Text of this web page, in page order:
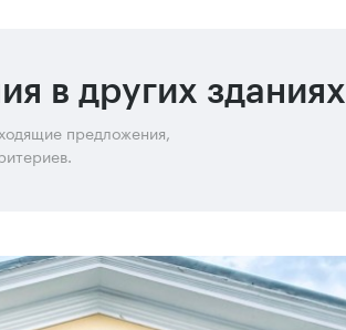
в других зданиях
предложения,